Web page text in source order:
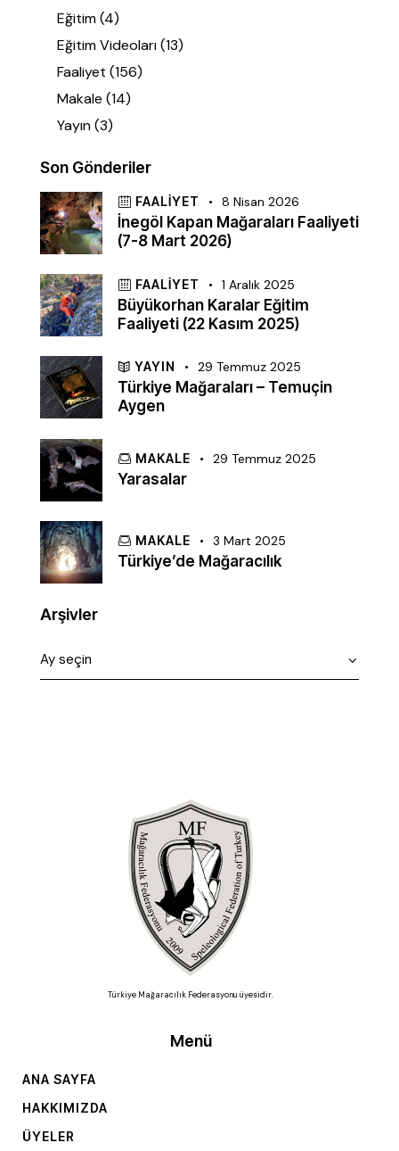
Eğitim(4)
Eğitim Videoları(13)
Faaliyet (156)
Makale (14)
Yayın(3)
Son Gönderiler
FAALIYET 8 Nisan 2026
İnegöl Kapan Mağaraları Faaliyeti
(7-8 Mart 2026)
FAALIYET 1 Aralık 2025
Büyükorhan Karalar Eğitim
Faaliyeti (22 Kasım 2025)
YAYIN 29 Temmuz 2025
Türkiye Mağaraları – Temuçin
Aygen
MAKALE 29 Temmuz 2025
Yarasalar
MAKALE 3 Mart 2025
Türkiye’de Mağaracılık
Arşivler
Türkiye Mağaracılık Federasyonu üyesidir.
Menü
ANA SAYFA
HAKKIMIZDA
ÜYELER